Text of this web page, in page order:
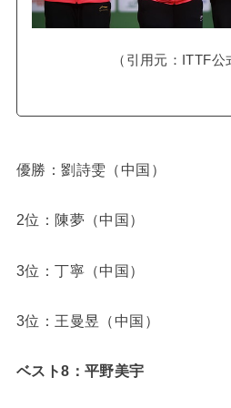
（引用元：ITTF公
優勝：劉詩雯（中国）
2位：陳夢（中国）
3位：丁寧（中国）
3位：王曼昱（中国）
ベスト8：平野美宇